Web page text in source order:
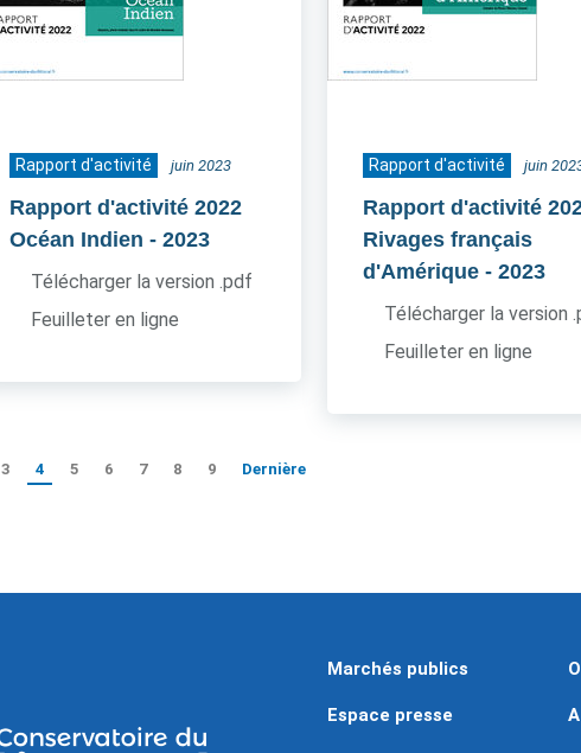
Rapport d'activité juin 2023
Rapport d'activité 2022
Océan Indien - 2023
Télécharger la version .pdf
Feuilleter en ligne
Rapport d'activité juin
Rapport d'activité
Rivages français
d'Amérique - 2023
Télécharger la version
Feuilleter en ligne
3 4 5 6 7 8 9 Dernière
Marchés publics
Espace presse